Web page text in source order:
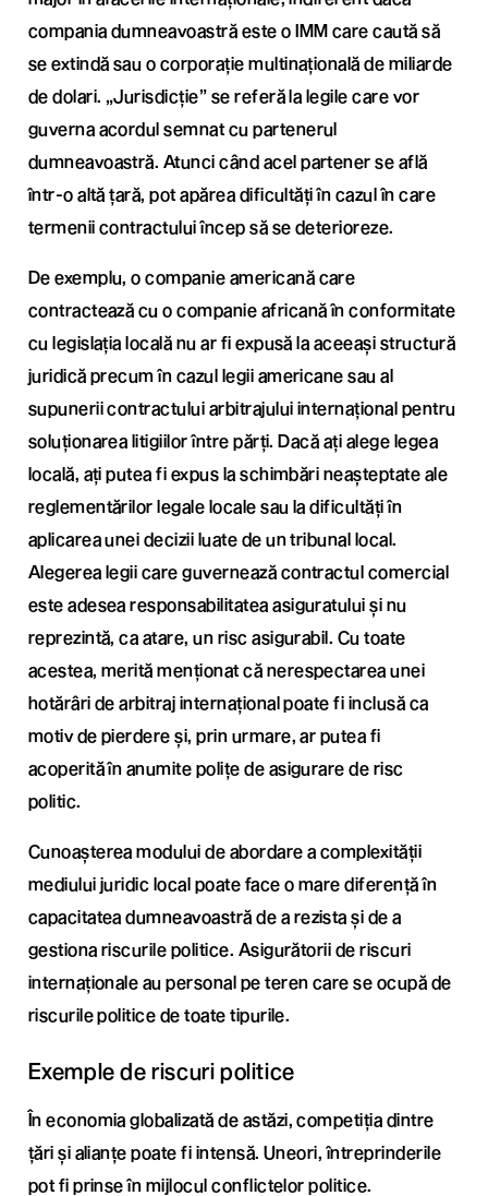
compania dumneavoastră este o IMM care caută să
se extindă sau o corporație multinațională de miliarde
de dolari. „Jurisdicție” se referă la legile care vor
guverna acordul semnat cu partenerul
dumneavoastră. Atunci când acel partener se află
într-o altă țară, pot apărea dificultăți în cazul în care
termenii contractului încep să se deterioreze.
De exemplu, o companie americană care
contractează cu o companie africană în conformitate
cu legislația locală nu ar fi expusă la aceeași structură
juridică precum în cazul legii americane sau al
supunerii contractului arbitrajului internațional pentru
soluționarea litigiilor între părți. Dacă ați alege legea
locală, ați putea fi expus la schimbări neașteptate ale
reglementărilor legale locale sau la dificultăți în
aplicarea unei decizii luate de un tribunal local.
Alegerea legii care guvernează contractul comercial
este adesea responsabilitatea asiguratului și nu
reprezintă, ca atare, un risc asigurabil. Cu toate
acestea, merită menționat că nerespectarea unei
hotărâri de arbitraj internațional poate fi inclusă ca
motiv de pierdere și, prin urmare, ar putea fi
acoperită în anumite polițe de asigurare de risc
politic.
Cunoașterea modului de abordare a complexității
mediului juridic local poate face o mare diferență în
capacitatea dumneavoastră de a rezista și de a
gestiona riscurile politice. Asigurătorii de riscuri
internaționale au personal pe teren care se ocupă de
riscurile politice de toate tipurile.
Exemple de riscuri politice
În economia globalizată de astăzi, competiția dintre
țări și alianțe poate fi intensă. Uneori, întreprinderile
pot fi prinse în mijlocul conflictelor politice.